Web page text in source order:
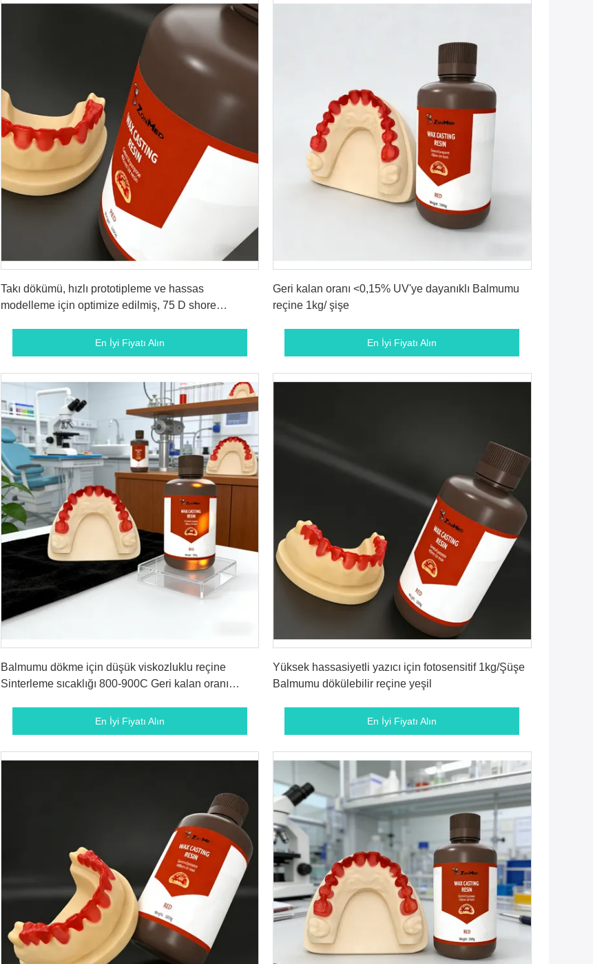
Takı dökümü, hızlı prototipleme ve hassas
modelleme için optimize edilmiş, 75 D shore
En İyi Fiyatı Alın
Geri kalan oranı <0,15% UV'ye dayanıklı Balmumu
reçine 1kg/ şişe
En İyi Fiyatı Alın
Balmumu dökme için düşük viskozluklu reçine
Sinterleme sıcaklığı 800-900C Geri kalan oranı
En İyi Fiyatı Alın
Yüksek hassasiyetli yazıcı için fotosensitif 1kg/Şüşe
Balmumu dökülebilir reçine yeşil
En İyi Fiyatı Alın